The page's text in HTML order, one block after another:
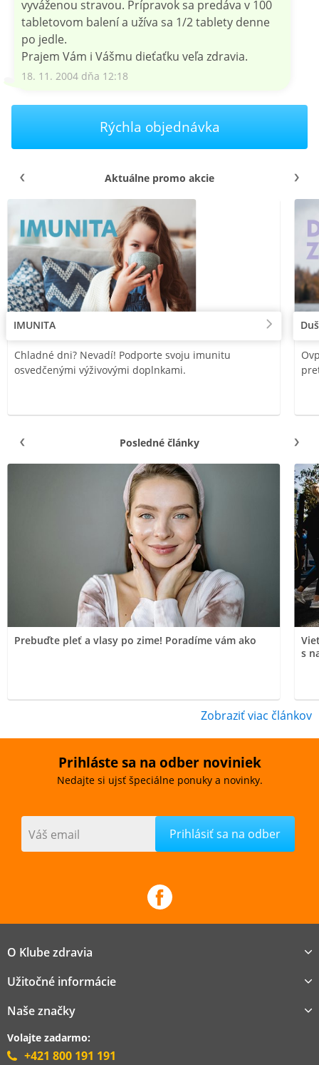
vyváženou stravou. Prípravok sa predáva v 100
tabletovom balení a užíva sa 1/2 tablety denne
po jedle.
Prajem Vám i Vášmu dieťaťku veľa zdravia.
18. 11. 2004 dňa 12:18
Rýchla objednávka
Aktuálne promo akcie
IMUNITA
Chladné dni? Nevadí! Podporte svoju imunitu
osvedčenými výživovými doplnkami.
Posledné články
Prebuďte pleť a vlasy po zime! Poradíme vám ako
s
Zobraziť viac článkov
Prihláste sa na odber noviniek
Nedajte si ujsť špeciálne ponuky a novinky.
Váš email
O Klube zdravia
Užitočné informácie
Naše značky
Volajte zadarmo:
+421 800 191 191